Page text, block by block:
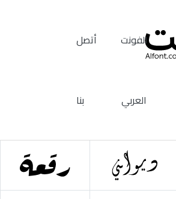
الفونت
العربي
أتصل
بنا